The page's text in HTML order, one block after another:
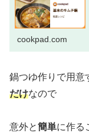
cookpad.com
鍋つゆ作りで用意
だけなので
意外と簡単に作る